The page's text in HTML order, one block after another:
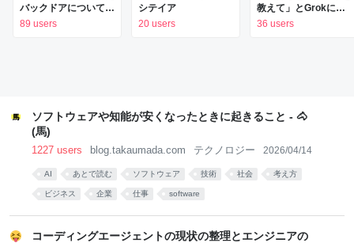
バックドアについてま
とめてみた - piyolog
89 users
シテイア
20 users
教えて」とGrokに質
問した結果、正論で盛
36 users
ソフトウェアや知能が安くなったときに起きること - 🐴
(馬)
1227 users blog.takaumada.com テクノロジー 2026/04/14
AI あとで読む ソフトウェア 技術 社会 考え方
ビジネス 企業 仕事 software
コーディングエージェントの現状の整理とエンジニアの